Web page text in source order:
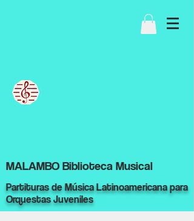
MALAMBO Biblioteca Musical
Partituras de Música Latinoamericana para
Orquestas Juveniles